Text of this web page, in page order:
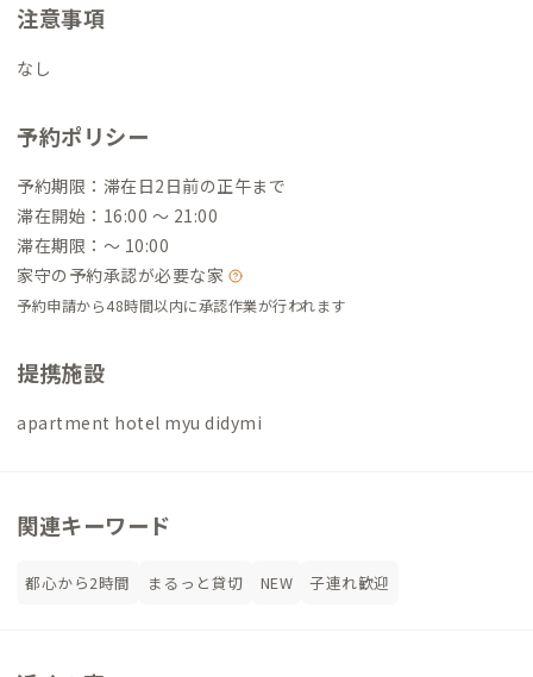
注意事項
なし
予約ポリシー
予約期限：滞在日2日前の正午まで
滞在開始：16:00 〜 21:00
滞在期限：〜 10:00
家守の予約承認が必要な家
予約申請から48時間以内に承認作業が行われます
提携施設
apartment hotel myu didymi
関連キーワード
都心から2時間 まるっと貸切 NEW 子連れ歓迎